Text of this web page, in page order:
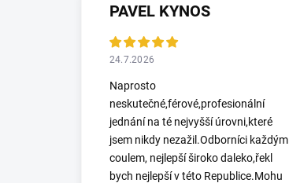
PAVEL KYNOS
24.7.2026
Naprosto
neskutečné,férové,profesionální
jednání na té nejvyšší úrovni,které
jsem nikdy nezažil.Odborníci každým
coulem, nejlepší široko daleko,řekl
bych nejlepší v této Republice.Mohu